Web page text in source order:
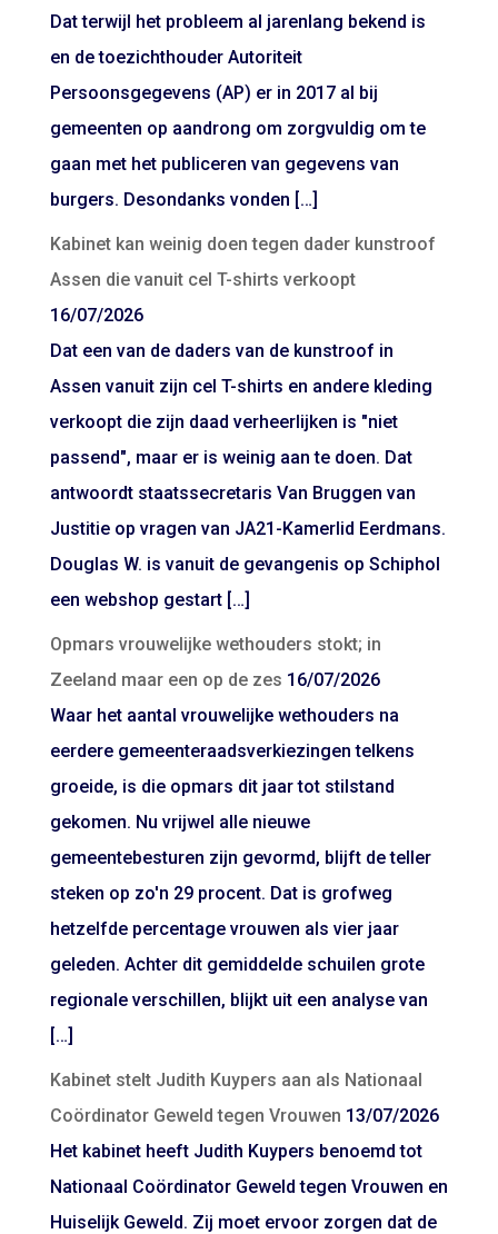
Dat terwijl het probleem al jarenlang bekend is
en de toezichthouder Autoriteit
Persoonsgegevens (AP) er in 2017 al bij
gemeenten op aandrong om zorgvuldig om te
gaan met het publiceren van gegevens van
burgers. Desondanks vonden […]
Kabinet kan weinig doen tegen dader kunstroof
Assen die vanuit cel T-shirts verkoopt
16/07/2026
Dat een van de daders van de kunstroof in
Assen vanuit zijn cel T-shirts en andere kleding
verkoopt die zijn daad verheerlijken is "niet
passend", maar er is weinig aan te doen. Dat
antwoordt staatssecretaris Van Bruggen van
Justitie op vragen van JA21-Kamerlid Eerdmans.
Douglas W. is vanuit de gevangenis op Schiphol
een webshop gestart […]
Opmars vrouwelijke wethouders stokt; in
Zeeland maar een op de zes 16/07/2026
Waar het aantal vrouwelijke wethouders na
eerdere gemeenteraadsverkiezingen telkens
groeide, is die opmars dit jaar tot stilstand
gekomen. Nu vrijwel alle nieuwe
gemeentebesturen zijn gevormd, blijft de teller
steken op zo'n 29 procent. Dat is grofweg
hetzelfde percentage vrouwen als vier jaar
geleden. Achter dit gemiddelde schuilen grote
regionale verschillen, blijkt uit een analyse van
[…]
Kabinet stelt Judith Kuypers aan als Nationaal
Coördinator Geweld tegen Vrouwen 13/07/2026
Het kabinet heeft Judith Kuypers benoemd tot
Nationaal Coördinator Geweld tegen Vrouwen en
Huiselijk Geweld. Zij moet ervoor zorgen dat de